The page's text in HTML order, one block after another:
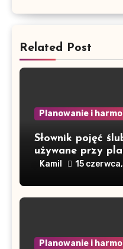
Related Post
Planowanie i
Słownik pojęć
używane przy
Kamil 15
Planowanie i